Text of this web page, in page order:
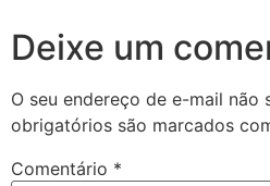
Deixe um
O seu endereço de e-mail não
obrigatórios são marcados
Comentário *